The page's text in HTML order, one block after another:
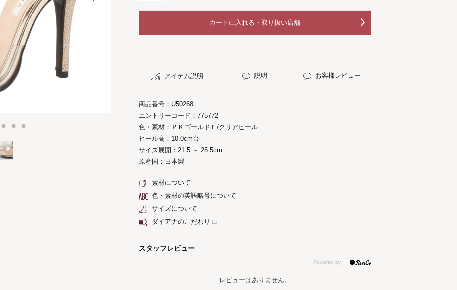
カートに入れる・取り扱い店舗
アイテム説明 説明 お客様レビュー
商品番号：U50268
エントリーコード：775772
色・素材：ＰＫゴールドＦ/クリアヒール
ヒール高：10.0cm台
サイズ展開：21.5 ～ 25.5cm
原産国：日本製
素材について
色・素材の英語略号について
サイズについて
ダイアナのこだわり
スタッフレビュー
レビューはありません。